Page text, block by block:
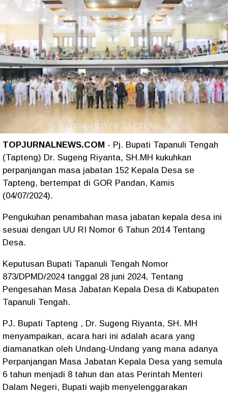
TOPJURNALNEWS.COM - Pj. Bupati Tapanuli Tengah
(Tapteng) Dr. Sugeng Riyanta, SH.MH kukuhkan
perpanjangan masa jabatan 152 Kepala Desa se
Tapteng, bertempat di GOR Pandan, Kamis
(04/07/2024).
Pengukuhan penambahan masa jabatan kepala desa ini
sesuai dengan UU RI Nomor 6 Tahun 2014 Tentang
Desa.
Keputusan Bupati Tapanuli Tengah Nomor
873/DPMD/2024 tanggal 28 juni 2024, Tentang
Pengesahan Masa Jabatan Kepala Desa di Kabupaten
Tapanuli Tengah.
PJ. Bupati Tapteng , Dr. Sugeng Riyanta, SH. MH
menyampaikan, acara hari ini adalah acara yang
diamanatkan oleh Undang-Undang yang mana adanya
Perpanjangan Masa Jabatan Kepala Desa yang semula
6 tahun menjadi 8 tahun dan atas Perintah Menteri
Dalam Negeri, Bupati wajib menyelenggarakan